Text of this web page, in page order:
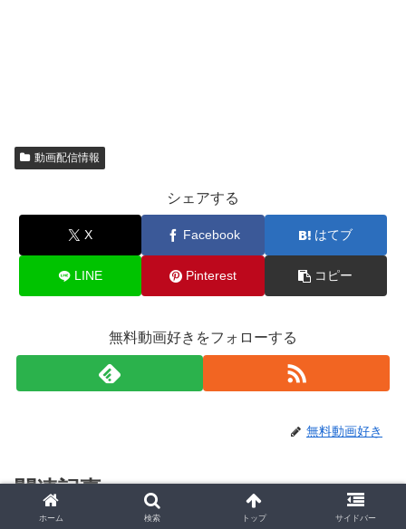
動画配信情報
シェアする
X Facebook はてブ
LINE Pinterest コピー
無料動画好きをフォローする
無料動画好き
関連記事
ホーム 検索 トップ サイドバー